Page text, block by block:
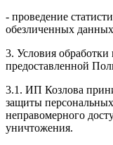
- проведение
обезличенных
3. Условия
предоставленной
3.1. ИП Козлова
защиты
неправомерного
уничтожения.